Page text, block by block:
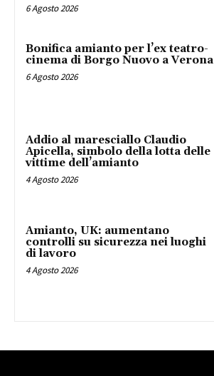
6 Agosto 2026
Bonifica amianto per l’ex teatro-
cinema di Borgo Nuovo a Verona
6 Agosto 2026
Addio al maresciallo Claudio
Apicella, simbolo della lotta delle
vittime dell’amianto
4 Agosto 2026
Amianto, UK: aumentano
controlli su sicurezza nei luoghi
di lavoro
4 Agosto 2026